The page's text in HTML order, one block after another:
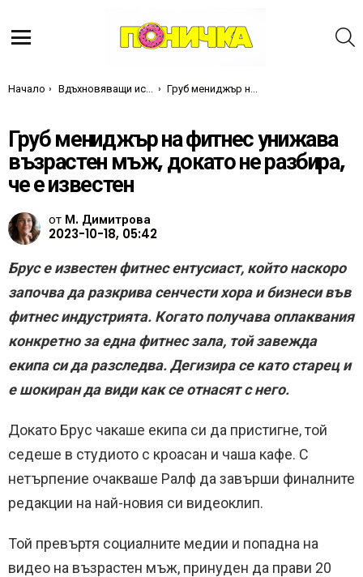
Ти си тук:
Начало Вдъхновяващи истории Груб мениджър на фитнес унижава възрастен мъж, докато не разбира, че е известен
Груб мениджър на фитнес унижава
възрастен мъж, докато не разбира,
че е известен
от М. Димитрова
2023-10-18, 05:42
Брус е известен фитнес ентусиаст, който наскоро
започва да разкрива сенчести хора и бизнеси във
фитнес индустрията. Когато получава оплаквания
конкретно за една фитнес зала, той завежда
екипа си да разследва. Дегизира се като старец и
е шокиран да види как се отнасят с него.
Докато Брус чакаше екипа си да пристигне, той
седеше в студиото с кроасан и чаша кафе. С
нетърпение очакваше Ралф да завърши финалните
редакции на най-новия си видеоклип.
Той превъртя социалните медии и попадна на
видео на възрастен мъж, принуден да прави 20